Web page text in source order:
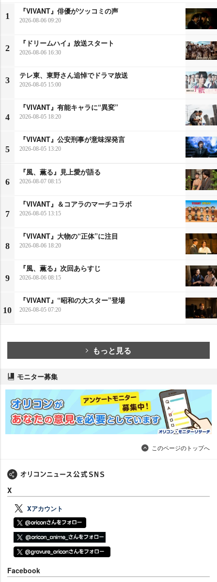
1
『VIVANT』俳優がツッコミの声
2026-08-06 09:20
2
『ドリームハイ』放送スタート
2026-08-06 16:30
3
テレ東、東野さん追悼でドラマ放送
2026-08-05 15:00
4
『VIVANT』有能キャラに“異変”
2026-08-05 18:20
5
『VIVANT』公安刑事が意味深発言
2026-08-05 13:20
6
『風、薫る』見上愛が語る
2026-08-07 08:15
7
『VIVANT』＆コアラのマーチコラボ
2026-08-05 13:15
8
『VIVANT』大物の“正体”に注目
2026-08-06 18:20
9
『風、薫る』次回あらすじ
2026-08-06 08:15
10
『VIVANT』“昭和の大スター”登場
2026-08-05 07:20
もっと見る
モニター募集
このページのトップへ
X
Xアカウント
Facebook